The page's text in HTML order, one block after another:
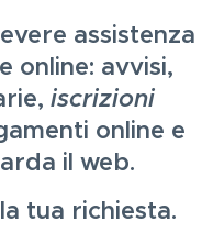
assistenza
online: avvisi,
iscrizioni
online e
il web.
tua richiesta.